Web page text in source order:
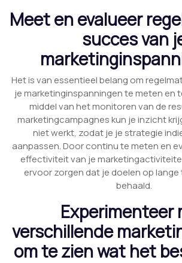
Meet en evalueer
succes van
Het is van essentieel belang om
je marketinginspanningen te meten en
middel van het monitoren van de
marketingcampagnes kun je inzicht
niet werkt, zodat je je strategie
aanpassen. Door continu te meten en
effectiviteit van je
ervoor zorgen dat je doelen op
behaald.
Experimenteer
verschillende
om te zien wat het